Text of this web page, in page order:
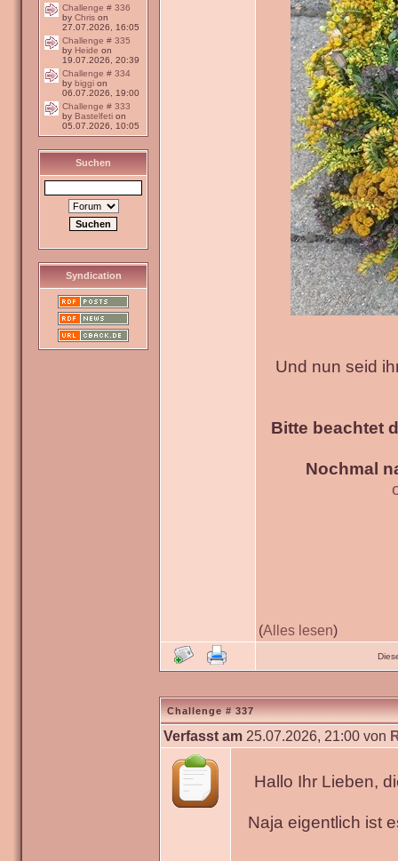
Challenge # 336
by Chris on
27.07.2026, 16:05
Challenge # 335
by Heide on
19.07.2026, 20:39
Challenge # 334
by biggi on
06.07.2026, 19:00
Challenge # 333
by Bastelfeti on
05.07.2026, 10:05
Suchen
Syndication
Und nun seid
Bitte beachtet
Nochmal
(Alles lesen)
Challenge # 337
Verfasst am 25.07.2026, 21:00 von
Hallo Ihr Lieben,
Naja eigentlich ist